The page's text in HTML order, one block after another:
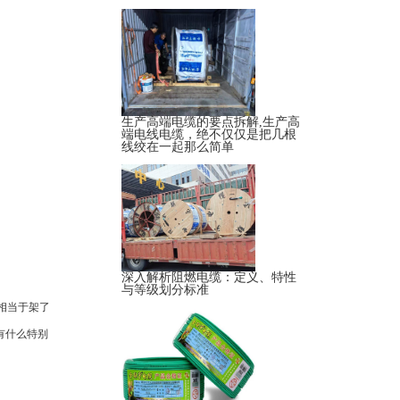
当于架了
什么特别
生产高端电缆的要点拆解,生产高
端电线电缆，绝不仅仅是把几根
线绞在一起那么简单
深入解析阻燃电缆：定义、特性
与等级划分标准